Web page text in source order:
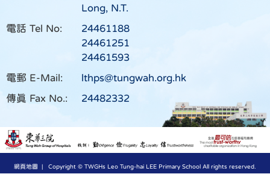
Long, N.T.
電話 Tel No:
24461188
24461251
24461593
電郵 E-Mail:
lthps@tungwah.org.hk
傳真 Fax No.:
24482332
網頁地圖 | Copyright © TWGHs Leo Tung-hai LEE Primary School All rights reserved.